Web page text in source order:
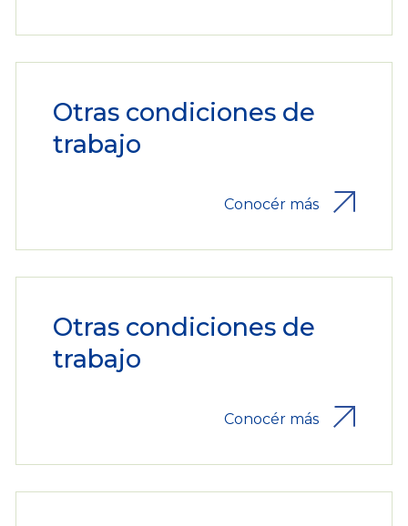
Otras condiciones de
trabajo
Conocér más
Otras condiciones de
trabajo
Conocér más